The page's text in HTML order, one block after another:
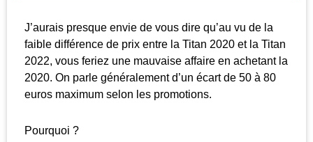
J’aurais presque envie de vous dire qu’au vu de la
faible différence de prix entre la Titan 2020 et la Titan
2022, vous feriez une mauvaise affaire en achetant la
2020. On parle généralement d’un écart de 50 à 80
euros maximum selon les promotions.
Pourquoi ?